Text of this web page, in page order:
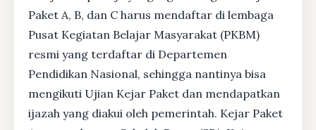
Paket A, B, dan C harus mendaftar di lembaga
Pusat Kegiatan Belajar Masyarakat (PKBM)
resmi yang terdaftar di Departemen
Pendidikan Nasional, sehingga nantinya bisa
mengikuti Ujian Kejar Paket dan mendapatkan
ijazah yang diakui oleh pemerintah. Kejar Paket